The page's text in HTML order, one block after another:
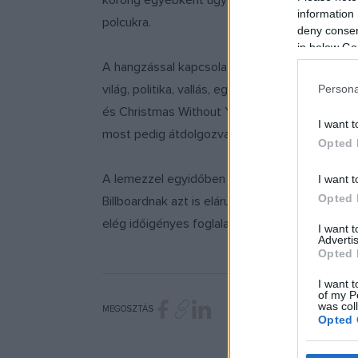
information
deny
in below
I want
Opted
I want
Opted
I want
Opted
I want
of my
was
Opted
polcukra.
A hangzással kapcsolatban Smith elmondta,
világ, politika, vallás, egyszóval szinte
és Christmas Without You. Sőt, már az is
most pedig átdolgozva, az alapdallamot és
A lemezzel egyidőben nagyszabású észak-
Billboardnak azt is elárulta, hogy mi tartott
elég időigényes foglalatosság.
MEGOSZTÁS